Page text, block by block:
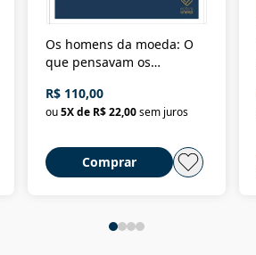
Os homens da moeda: O
que pensavam os
Nova República (1985-
2018)
R$ 110,00
ou5X de R$ 22,00sem juros
Comprar